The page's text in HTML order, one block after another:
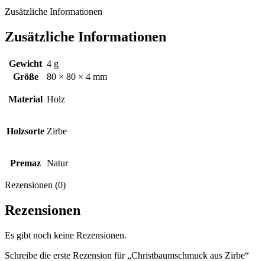
Zusätzliche Informationen
Zusätzliche Informationen
Gewicht 4 g
Größe
80 × 80 × 4 mm
Material Holz
Holzsorte Zirbe
Premaz Natur
Rezensionen (0)
Rezensionen
Es gibt noch keine Rezensionen.
Schreibe die erste Rezension für „Christbaumschmuck aus Zirbe“